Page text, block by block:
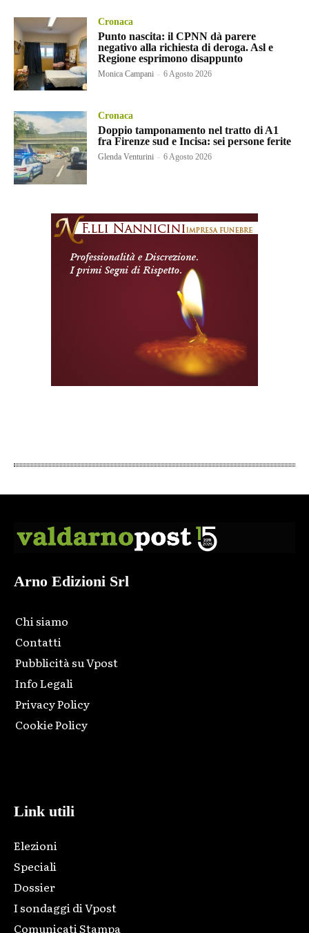
Cronaca
Punto nascita: il CPNN dà parere
negativo alla richiesta di deroga. Asl e
Regione esprimono disappunto
Monica Campani - 6 Agosto 2026
Cronaca
Doppio tamponamento nel tratto di A1
fra Firenze sud e Incisa: sei persone ferite
Glenda Venturini - 6 Agosto 2026
Arno Edizioni Srl
Chi siamo
Contatti
Pubblicità su Vpost
Info Legali
Privacy Policy
Cookie Policy
Link utili
Elezioni
Speciali
Dossier
I sondaggi di Vpost
Comunicati Stampa